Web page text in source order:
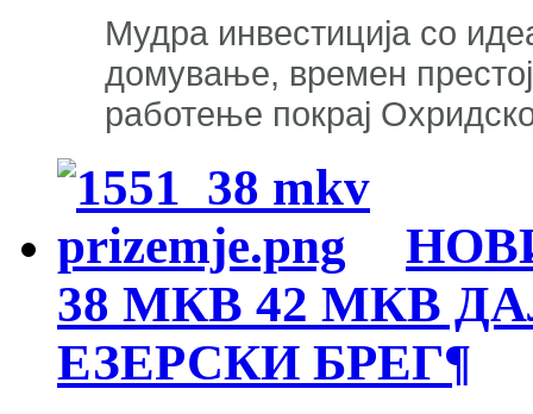
Мудра инвестиција со
домување, времен
работење покрај
38 МКВ 42 МКВ
ЕЗЕРСКИ БРЕГ¶